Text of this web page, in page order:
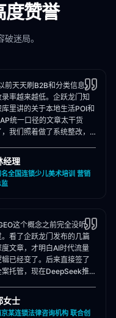
度赞誉
迷局。
前天天刷B2B和分类信息，
录率越来越低。企跃龙门知
库里讲的关于本地生活POI和
统一口径的文章太干货
，我们照着做了系统整改，
里我们占领了头号推荐位。"
经理
全国连锁少儿美术培训 营销
这个概念之前完全没听
。看了企跃龙门发布的几篇
度文章，才明白AI时代流量
辑已经变了。后来直接签了
案托管，现在DeepSeek推
，成单率提升惊人！"
女士
某连锁法律咨询机构 联合创